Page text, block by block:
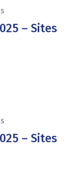
– Sites
– Sites